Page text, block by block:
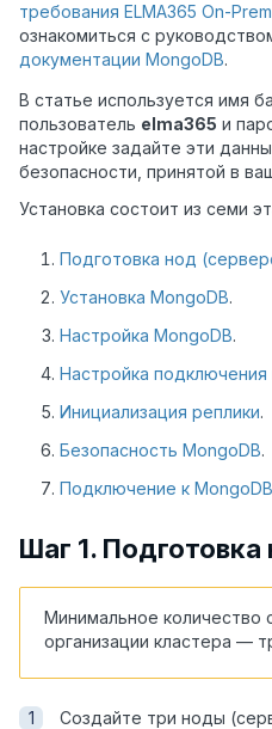
требования ELMA365 On-
ознакомиться с
документации MongoDB.
В статье используется имя
пользователь elma365 и
настройке задайте эти
безопасности, принятой в
Установка состоит из семи
Подготовка нод
Установка MongoDB.
Настройка MongoDB.
Настройка подключения
Инициализация реплики.
Безопасность MongoDB.
Подключение к MongoDB
Шаг 1. Подготовка
Минимальное количество
организации кластера —
Создайте три ноды